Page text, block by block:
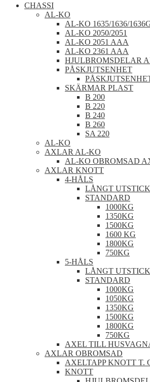
CHASSI
AL-KO
AL-KO 1635/1636/
AL-KO 2050/2051
AL-KO 2051 AAA
AL-KO 2361 AAA
HJULBROMSDELAR
PÅSKJUTSENHET
SKÄRMAR PLAST
B 200
B 220
B 240
B 260
SA 220
AL-KO
AXLAR AL-KO
AL-KO OBROMSAD
AXLAR KNOTT
4-HÅLS
LÅNGT UTSTICK
STANDARD
1000KG
1350KG
1500KG
1600 KG
1800KG
750KG
5-HÅLS
LÅNGT UTSTICK
STANDARD
1000KG
1050KG
1350KG
1500KG
1800KG
750KG
AXEL TILL
AXLAR OBROMSAD
AXELTAPP KNOTT T.
KNOTT